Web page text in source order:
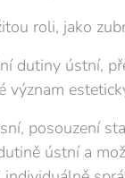
roli, jako
dutiny ústní,
význam
posouzení
ústní a